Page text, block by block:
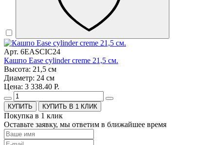
Арт. 6EASCIC24
Кашпо Ease cylinder creme 21,5 см.
Высота: 21,5 см
Диаметр: 24 см
Цена: 3 338.40 Р.
КУПИТЬ В 1 КЛИК
Покупка в 1 клик
Оставьте заявку, мы ответим в ближайшее время